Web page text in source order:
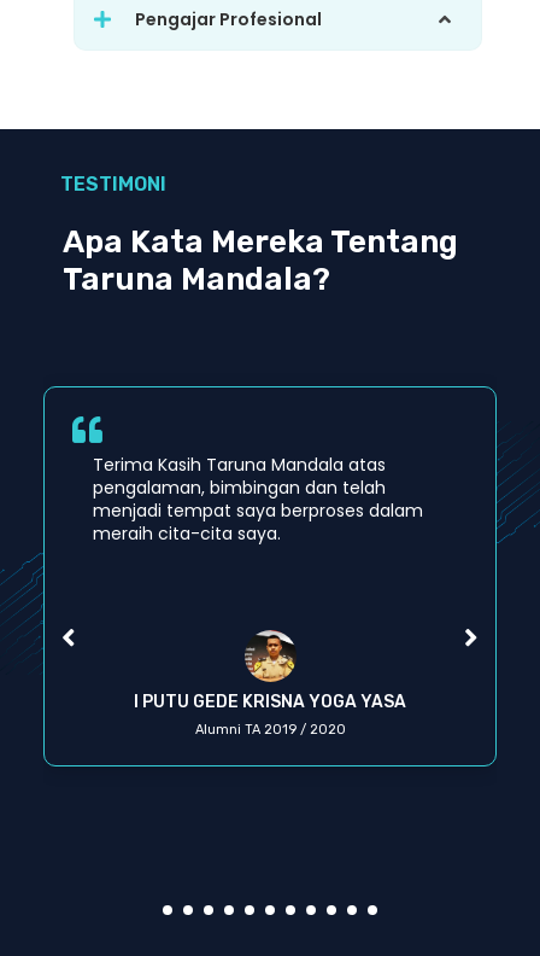
Pengajar Profesional
TESTIMONI
Apa Kata Mereka Tentang
Taruna Mandala?
I PUTU GEDE KRISNA YOGA YASA
Alumni TA 2019 / 2020
Terima Kasih Taruna Mandala atas
pengalaman, bimbingan dan telah
menjadi tempat saya berproses dalam
meraih cita-cita saya.